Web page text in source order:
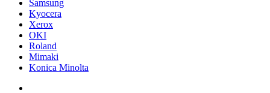
Samsung
Kyocera
Xerox
OKI
Roland
Mimaki
Konica Minolta